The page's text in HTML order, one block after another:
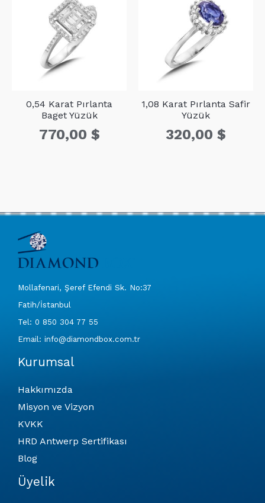
0,54 Karat Pırlanta
Baget Yüzük
770,00 $
1,08 Karat Pırlanta Safir
Yüzük
320,00 $
Mollafenari, Şeref Efendi Sk. No:37
Fatih/İstanbul
Tel: 0 850 304 77 55
Email: info@diamondbox.com.tr
Kurumsal
Hakkımızda
Misyon ve Vizyon
KVKK
HRD Antwerp Sertifikası
Blog
Üyelik